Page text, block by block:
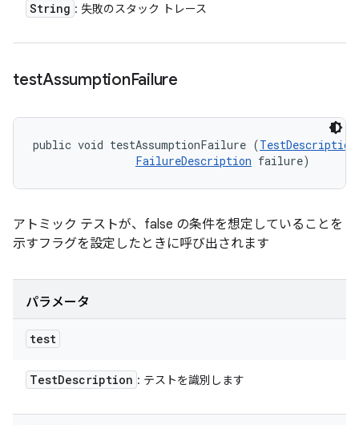
String : 失敗のスタック トレース
testAssumptionFailure
public void testAssumptionFailure (TestDescription
FailureDescription failure)
アトミック テストが、false の条件を想定していることを
示すフラグを設定したときに呼び出されます
パラメータ
test
TestDescription : テストを識別します